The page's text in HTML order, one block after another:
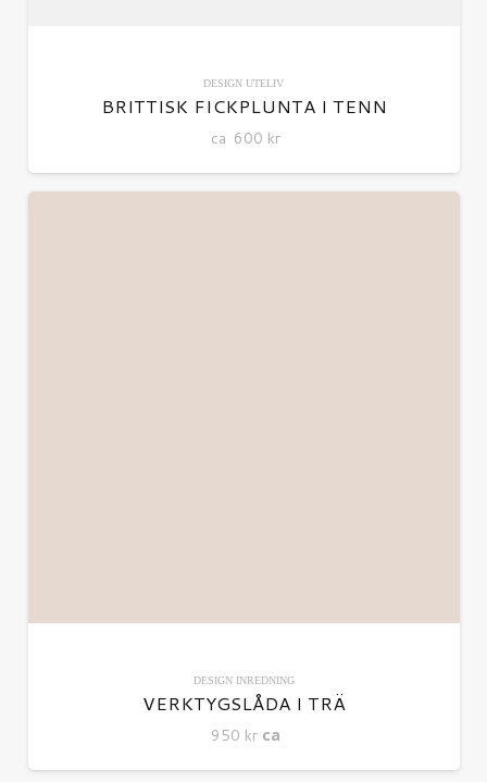
DESIGN UTELIV
BRITTISK FICKPLUNTA I TENN
ca 600 kr
DESIGN INREDNING
VERKTYGSLÅDA I TRÄ
950 kr ca